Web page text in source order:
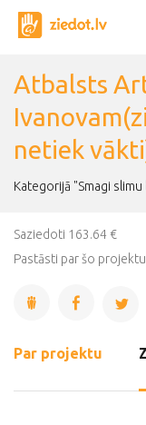
Atbalsts
netiek
Kategorijā "Smagi
Saziedoti 163.64 €
Pastāsti par šo
Par projektu